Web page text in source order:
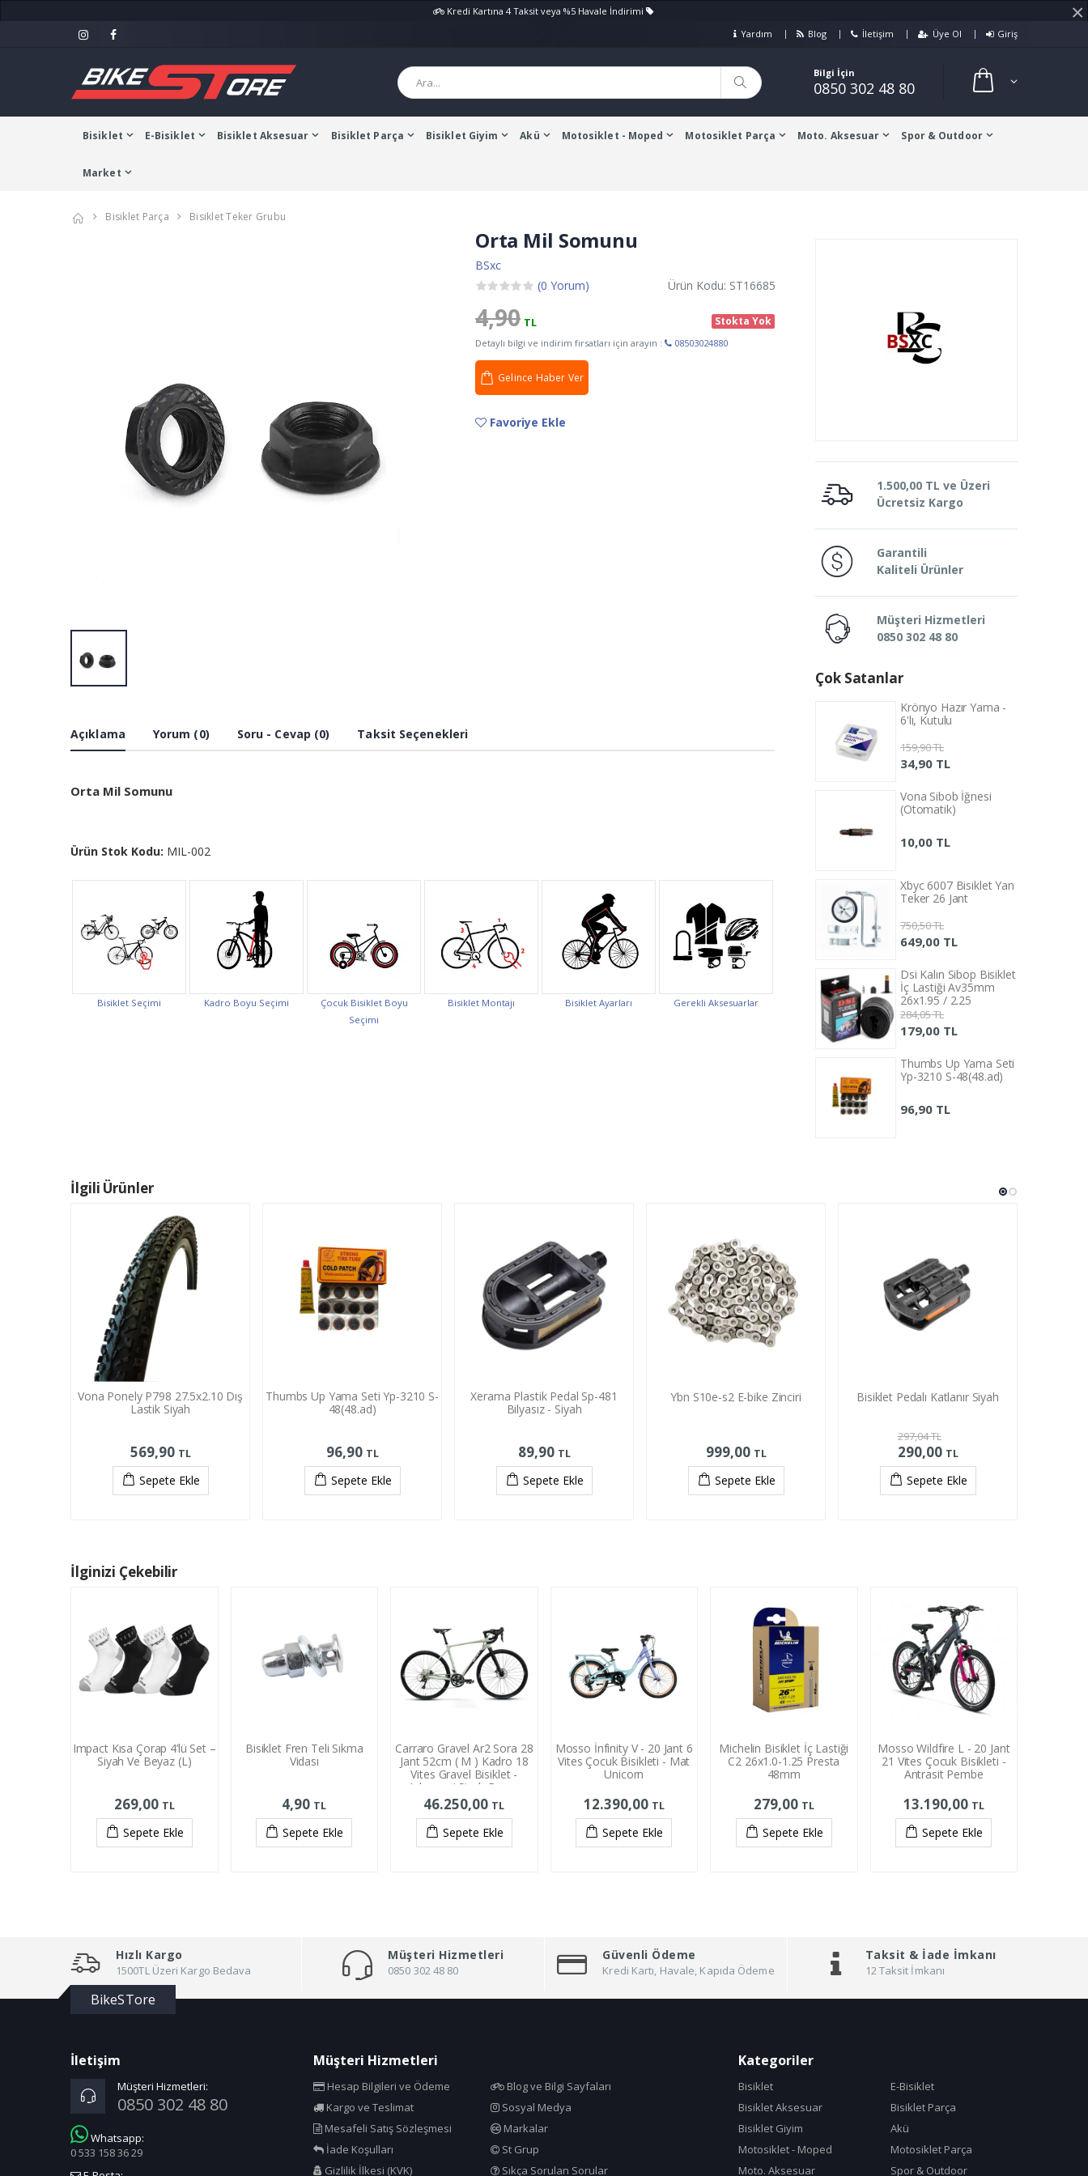
Kredi Kartına 4 Taksit veya %5 Havale İndirimi ×
Yardım Blog İletişim Üye Ol Giriş
Bilgi İçin
0850 302 48 80
Bisiklet E-Bisiklet Bisiklet Aksesuar Bisiklet Parça Bisiklet Giyim Akü Motosiklet - Moped Motosiklet Parça Moto. Aksesuar Spor & Outdoor
Market
Bisiklet Parça Bisiklet Teker Grubu
Orta Mil Somunu
BSxc
(0 Yorum)
Ürün Kodu: ST16685
4,90 TL Stokta Yok
Detaylı bilgi ve indirim fırsatları için arayın : 08503024880
Gelince Haber Ver
Favoriye Ekle
Açıklama Yorum (0) Soru - Cevap (0) Taksit Seçenekleri
Orta Mil Somunu
Ürün Stok Kodu: MIL-002
Bisiklet Seçimi Kadro Boyu Seçimi
Çocuk Bisiklet Boyu
Seçimi
Bisiklet Montajı Bisiklet Ayarları Gerekli Aksesuarlar
1.500,00 TL ve Üzeri
Ücretsiz Kargo
Garantili
Kaliteli Ürünler
Müşteri Hizmetleri
0850 302 48 80
Çok Satanlar
159,90 TL
Xbyc 6007 Bisiklet Yan
750,50 TL
649,00 TL
Dsi Kalın Sibop Bisiklet
26x1.95 / 2.25
159,90 TL
Xbyc 6007 Bisiklet Yan
750,50 TL
649,00 TL
Dsi Kalın Sibop Bisiklet
26x1.95 / 2.25
Krönyo Hazır Yama -
6'lı, Kutulu
159,90 TL
34,90 TL
Vona Sibob İğnesi
(Otomatik)
10,00 TL
Xbyc 6007 Bisiklet Yan
Teker 26 Jant
750,50 TL
649,00 TL
Dsi Kalın Sibop Bisiklet
İç Lastiği Av35mm
26x1.95 / 2.25
284,05 TL
179,00 TL
Thumbs Up Yama Seti
Yp-3210 S-48(48.ad)
96,90 TL
İlgili Ürünler
Vona Ponely P798 27.5x2.10 Dış
Lastik Siyah
569,90 TL
Sepete Ekle
Thumbs Up Yama Seti Yp-3210 S-
48(48.ad)
96,90 TL
Sepete Ekle
Xerama Plastik Pedal Sp-481
Bilyasız - Siyah
89,90 TL
Sepete Ekle
Ybn S10e-s2 E-bike Zinciri
999,00 TL
Sepete Ekle
Bisiklet Pedalı Katlanır Siyah
297,04TL
290,00 TL
Sepete Ekle
İlginizi Çekebilir
Impact Kısa Çorap 4’lü Set –
Siyah Ve Beyaz (L)
269,00 TL
Sepete Ekle
Bisiklet Fren Teli Sıkma
Vidası
4,90 TL
Sepete Ekle
Carraro Gravel Ar2 Sora 28
Jant 52cm ( M ) Kadro 18
Vites Gravel Bisiklet -
Adaçayı / Siyah Beyaz
46.250,00 TL
Sepete Ekle
Mosso İnfinity V - 20 Jant 6
Vites Çocuk Bisikleti - Mat
Unicorn
12.390,00 TL
Sepete Ekle
Michelin Bisiklet İç Lastiği
C2 26x1.0-1.25 Presta
48mm
279,00 TL
Sepete Ekle
Mosso Wildfire L - 20 Jant
21 Vites Çocuk Bisikleti -
Antrasit Pembe
13.190,00 TL
Sepete Ekle
Hızlı Kargo
1500TL Üzeri Kargo Bedava
Müşteri Hizmetleri
0850 302 48 80
Güvenli Ödeme
Kredi Kartı, Havale, Kapıda Ödeme
Taksit & İade İmkanı
12 Taksit İmkanı
BikeSTore
İletişim
Müşteri Hizmetleri:
0850 302 48 80
Whatsapp:
0 533 158 36 29
Müşteri Hizmetleri
Hesap Bilgileri ve Ödeme
Kargo ve Teslimat
Mesafeli Satış Sözleşmesi
İade Koşulları
Gizlilik İlkesi (KVK)
Blog ve Bilgi Sayfaları
Sosyal Medya
Markalar
St Grup
Sıkça Sorulan Sorular
Kategoriler
Bisiklet
Bisiklet Aksesuar
Bisiklet Giyim
Motosiklet - Moped
Moto. Aksesuar
E-Bisiklet
Bisiklet Parça
Akü
Motosiklet Parça
Spor & Outdoor